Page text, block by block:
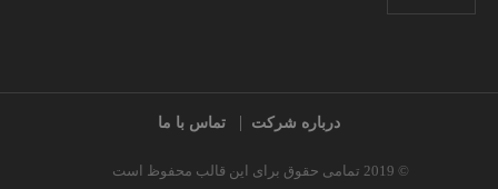
درباره شرکت تماس با ما
© 2019 تمامی حقوق برای این قالب محفوظ است